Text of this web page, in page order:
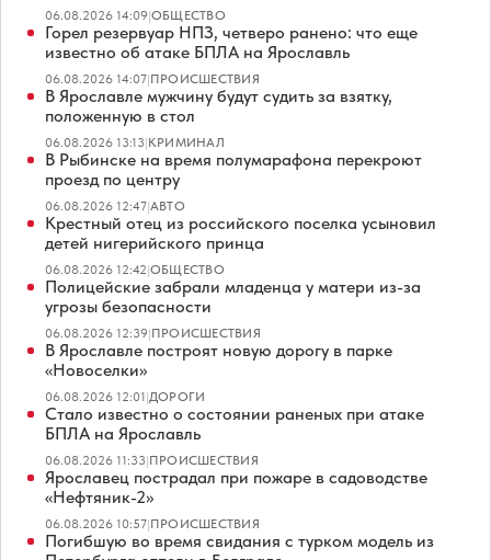
06.08.2026 14:09|ОБЩЕСТВО
Горел резервуар НПЗ, четверо ранено: что еще
известно об атаке БПЛА на Ярославль
06.08.2026 14:07|ПРОИСШЕСТВИЯ
В Ярославле мужчину будут судить за взятку,
положенную в стол
06.08.2026 13:13|КРИМИНАЛ
В Рыбинске на время полумарафона перекроют
проезд по центру
06.08.2026 12:47|АВТО
Крестный отец из российского поселка усыновил
детей нигерийского принца
06.08.2026 12:42|ОБЩЕСТВО
Полицейские забрали младенца у матери из-за
угрозы безопасности
06.08.2026 12:39|ПРОИСШЕСТВИЯ
В Ярославле построят новую дорогу в парке
«Новоселки»
06.08.2026 12:01|ДОРОГИ
Стало известно о состоянии раненых при атаке
БПЛА на Ярославль
06.08.2026 11:33|ПРОИСШЕСТВИЯ
Ярославец пострадал при пожаре в садоводстве
«Нефтяник-2»
06.08.2026 10:57|ПРОИСШЕСТВИЯ
Погибшую во время свидания с турком модель из